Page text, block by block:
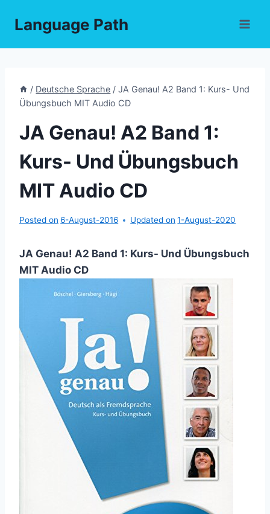
Language Path
/ Deutsche Sprache / JA Genau! A2 Band 1: Kurs- Und
Übungsbuch MIT Audio CD
JA Genau! A2 Band 1:
Kurs- Und Übungsbuch
MIT Audio CD
Posted on 6-August-2016 Updated on 1-August-2020
JA Genau! A2 Band 1: Kurs- Und Übungsbuch
MIT Audio CD